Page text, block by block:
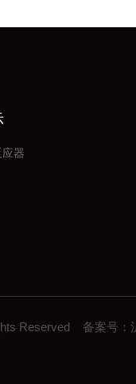
器
Reserved 备案号：